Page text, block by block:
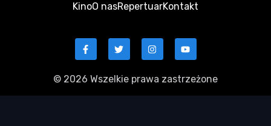
KinoO nasRepertuarKontakt
© 2026 Wszelkie prawa zastrzeżone